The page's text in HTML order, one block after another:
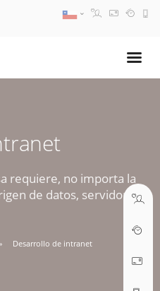
requiere, no importa la
de datos, servidores,
Desarrollo de intranet
PM
ABRIR TICKET